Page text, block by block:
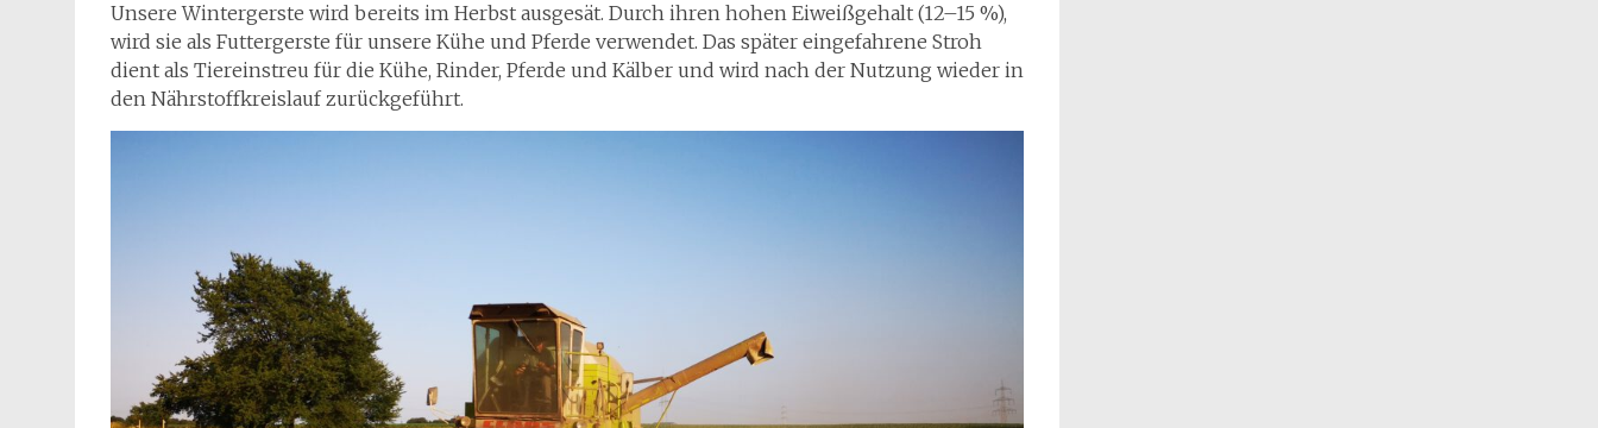
Unsere Wintergerste wird bereits im Herbst ausgesät. Durch ihren hohen Eiweißgehalt (12–15 %),
wird sie als Futtergerste für unsere Kühe und Pferde verwendet. Das später eingefahrene Stroh
dient als Tiereinstreu für die Kühe, Rinder, Pferde und Kälber und wird nach der Nutzung wieder in
den Nährstoffkreislauf zurückgeführt.